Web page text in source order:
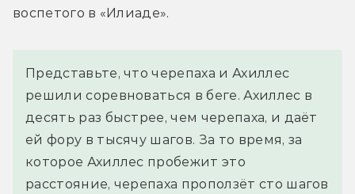
воспетого в «Илиаде».
Представьте, что черепаха и Ахиллес
решили соревноваться в беге. Ахиллес в
десять раз быстрее, чем черепаха, и даёт
ей фору в тысячу шагов. За то время, за
которое Ахиллес пробежит это
расстояние, черепаха проползёт сто шагов